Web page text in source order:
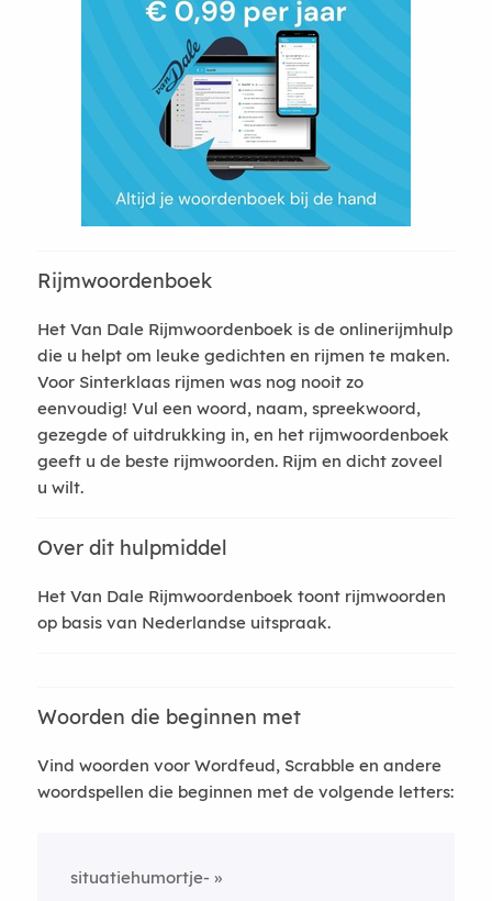
Rijmwoordenboek
Het Van Dale Rijmwoordenboek is de onlinerijmhulp
die u helpt om leuke gedichten en rijmen te maken.
Voor Sinterklaas rijmen was nog nooit zo
eenvoudig! Vul een woord, naam, spreekwoord,
gezegde of uitdrukking in, en het rijmwoordenboek
geeft u de beste rijmwoorden. Rijm en dicht zoveel
u wilt.
Over dit hulpmiddel
Het Van Dale Rijmwoordenboek toont rijmwoorden
op basis van Nederlandse uitspraak.
Woorden die beginnen met
Vind woorden voor Wordfeud, Scrabble en andere
woordspellen die beginnen met de volgende letters:
situatiehumortje-